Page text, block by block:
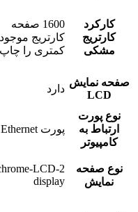
کارکرد
کارتریج
مشکی
1600 صفحه
کارتریج
کمتری را
صفحه نمایش
LCD
دارد
نوع پورت
ارتباط به
کامپیوتر
پورت Ethernet , پورت USB 2.0
نوع صفحه
نمایش
LCD
display